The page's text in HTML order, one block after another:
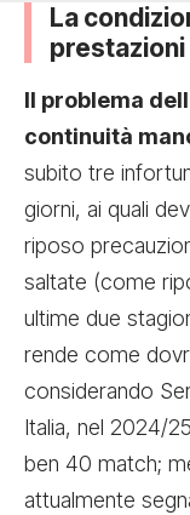
La
prestazioni
Il problema
continuità
subito tre
giorni, ai quali
riposo
saltate (come
ultime due
rende come
considerando
Italia, nel 2024/
ben 40 match;
attualmente